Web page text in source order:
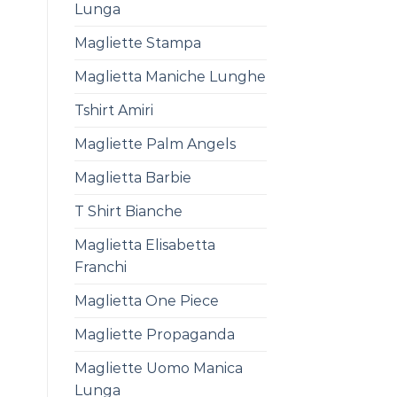
Lunga
Magliette Stampa
Maglietta Maniche Lunghe
Tshirt Amiri
Magliette Palm Angels
Maglietta Barbie
T Shirt Bianche
Maglietta Elisabetta
Franchi
Maglietta One Piece
Magliette Propaganda
Magliette Uomo Manica
Lunga